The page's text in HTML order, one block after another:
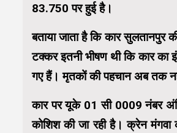
83.750 पर हुई है।
बताया जाता है कि कार
टक्कर इतनी भीषण थी कि कार
गए हैं। मृतकों की पहचान अब तक
कार पर यूके 01 सी 0009 नंबर
कोशिश की जा रही है। क्रेन मंगवा